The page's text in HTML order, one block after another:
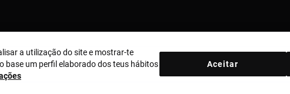
País e moeda:Portugal / Euro
a utilização do site e mostrar-te
base um perfil elaborado dos teus hábitos
Aceitar